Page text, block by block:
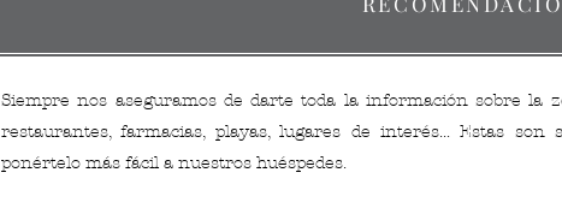
Siempre nos aseguramos de darte toda la información sobre la
restaurantes, farmacias, playas, lugares de interés... Estas son
ponértelo más fácil a nuestros huéspedes.